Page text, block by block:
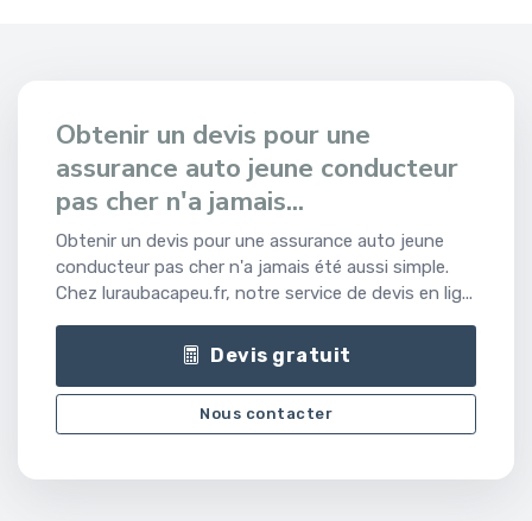
Obtenir un devis pour une
assurance auto jeune conducteur
pas cher n'a jamais...
Obtenir un devis pour une assurance auto jeune
conducteur pas cher n'a jamais été aussi simple.
Chez luraubacapeu.fr, notre service de devis en lig...
Devis gratuit
Nous contacter